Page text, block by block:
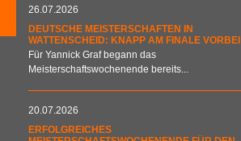
26.07.2026
DEUTSCHE MEISTERSCHAFTEN IN
WATTENSCHEID: KNAPP AM FINALE VORBEI
Für Yannick Graf begann das
Meisterschaftswochenende bereits...
20.07.2026
ERFOLGREICHES